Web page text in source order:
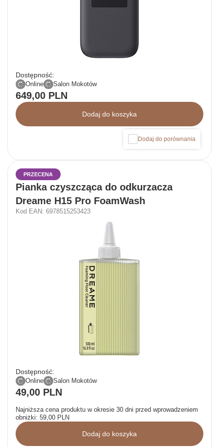
Dostępność:
Online Salon Mokotów
649,00 PLN
Dodaj do koszyka
Dodaj do porównania
PRZECENA
Pianka czyszcząca do odkurzacza
Dreame H15 Pro FoamWash
Kod EAN: 6978515253423
Dostępność:
Online Salon Mokotów
49,00 PLN
Najniższa cena produktu w okresie 30 dni przed wprowadzeniem
obniżki: 59,00 PLN
Dodaj do koszyka